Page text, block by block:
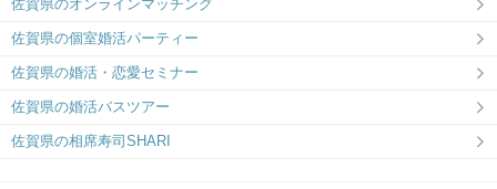
佐賀県のオンラインマッチング
佐賀県の個室婚活パーティー
佐賀県の婚活・恋愛セミナー
佐賀県の婚活バスツアー
佐賀県の相席寿司SHARI